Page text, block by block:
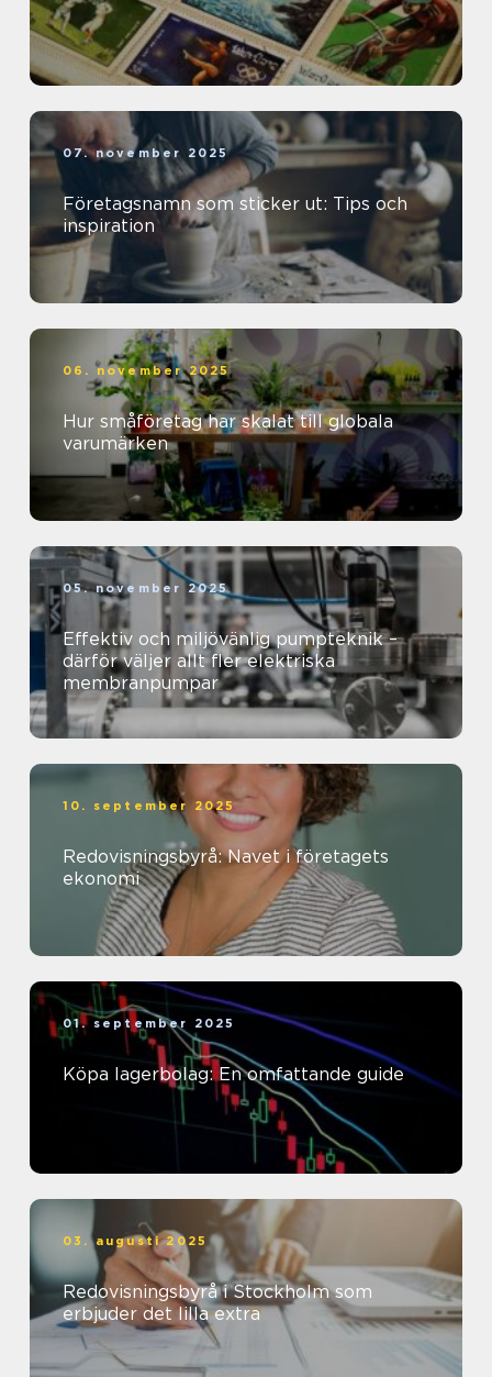
07. november 2025
Företagsnamn som sticker ut: Tips och
inspiration
06. november 2025
Hur småföretag har skalat till globala
varumärken
05. november 2025
Effektiv och miljövänlig pumpteknik –
därför väljer allt fler elektriska
membranpumpar
10. september 2025
Redovisningsbyrå: Navet i företagets
ekonomi
01. september 2025
Köpa lagerbolag: En omfattande guide
03. augusti 2025
Redovisningsbyrå i Stockholm som
erbjuder det lilla extra